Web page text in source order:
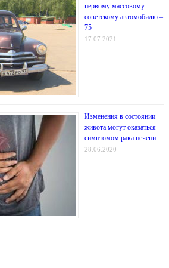
первому массовому
советскому автомобилю –
75
17.07.2021
Изменения в состоянии
живота могут оказаться
симптомом рака печени
28.06.2020